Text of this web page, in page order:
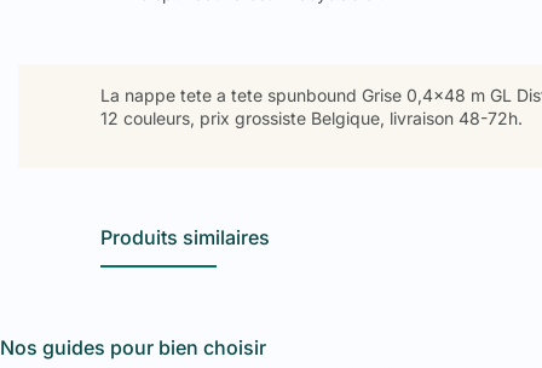
La nappe tete a tete spunbound Grise 0,4x48 m GL
12 couleurs, prix grossiste Belgique, livraison 48-72h.
Produits similaires
Nos guides pour bien choisir